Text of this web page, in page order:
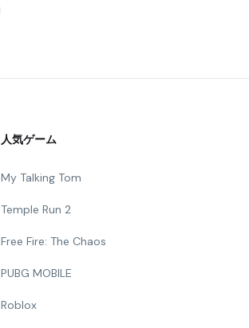
人気ゲーム
My Talking Tom
Temple Run 2
Free Fire: The Chaos
PUBG MOBILE
Roblox